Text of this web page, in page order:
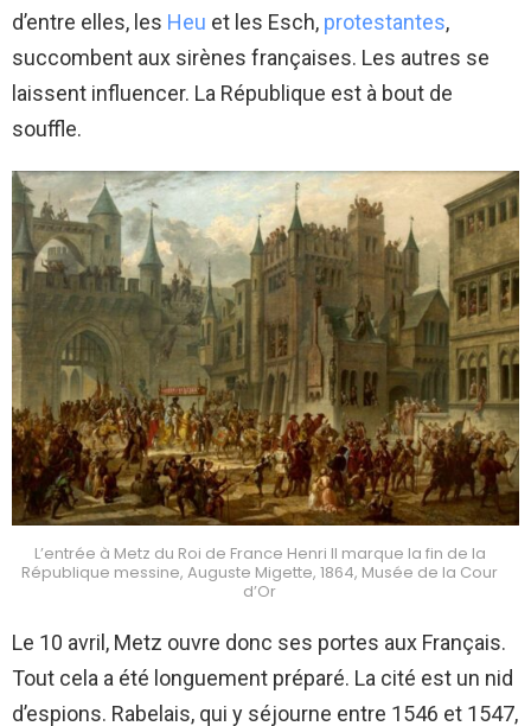
d’entre elles, les Heu et les Esch, protestantes,
succombent aux sirènes françaises. Les autres se
laissent influencer. La République est à bout de
souffle.
L’entrée à Metz du Roi de France Henri II marque la fin de la
République messine, Auguste Migette, 1864, Musée de la Cour
d’Or
Le 10 avril, Metz ouvre donc ses portes aux Français.
Tout cela a été longuement préparé. La cité est un nid
d’espions. Rabelais, qui y séjourne entre 1546 et 1547,